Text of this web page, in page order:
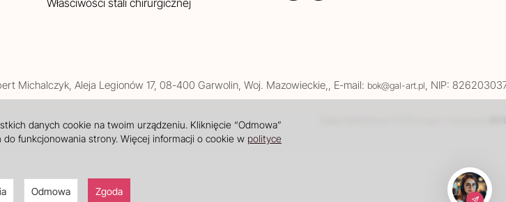
Właściwości stali chirurgicznej
Michalczyk Aleja Legionów 17, 08-400 Garwolin , Woj. Mazowieckie , E-mail: bok@gal-art.pl , NIP:
danych cookie na twoim urządzeniu. Kliknięcie “Odmowa”
funkcjonowania strony. Więcej informacji o cookie w polityce
Odmowa Zgoda